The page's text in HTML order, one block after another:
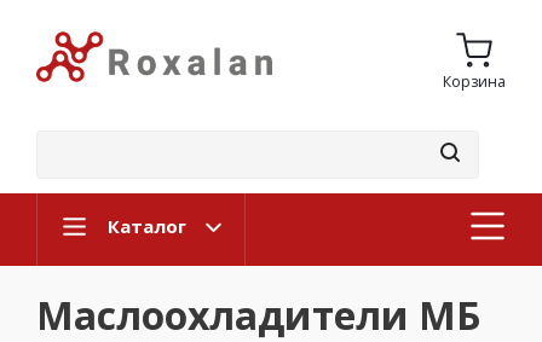
Корзина
Каталог
Маслоохладители МБ